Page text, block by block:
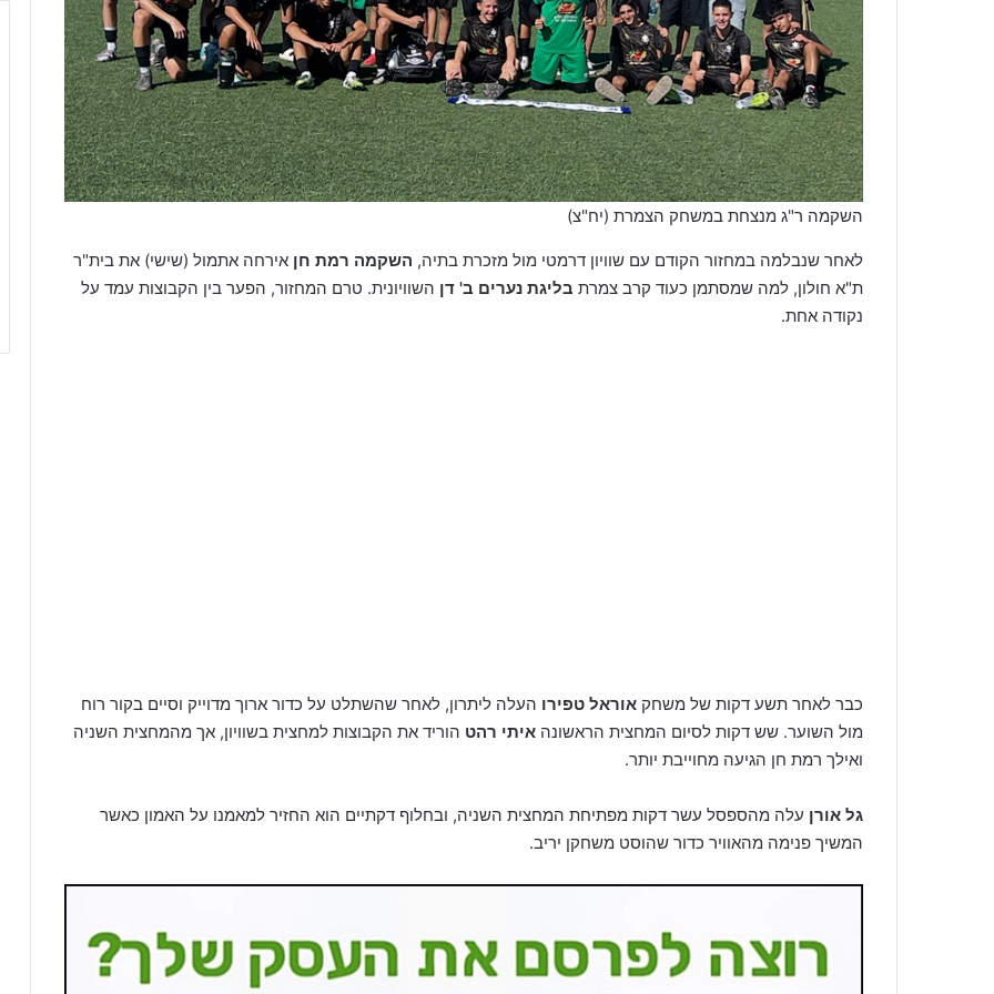
השקמה ר"ג מנצחת במשחק הצמרת (יח"צ)
לאחר שנבלמה במחזור הקודם עם שוויון דרמטי מול מזכרת בתיה, השקמה רמת חן אירחה אתמול (שישי) את בית"ר
ת"א חולון, למה שמסתמן כעוד קרב צמרת בליגת נערים ב' דן השוויונית. טרם המחזור, הפער בין הקבוצות עמד על
נקודה אחת.
כבר לאחר תשע דקות של משחק אוראל טפירו העלה ליתרון, לאחר שהשתלט על כדור ארוך מדוייק וסיים בקור רוח
מול השוער. שש דקות לסיום המחצית הראשונה איתי רהט הוריד את הקבוצות למחצית בשוויון, אך מהמחצית השניה
ואילך רמת חן הגיעה מחוייבת יותר.
גל אורן עלה מהספסל עשר דקות מפתיחת המחצית השניה, ובחלוף דקתיים הוא החזיר למאמנו על האמון כאשר
המשיך פנימה מהאוויר כדור שהוסט משחקן יריב.